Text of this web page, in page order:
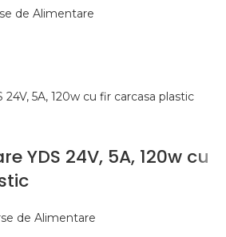
de Alimentare
YDS 24V, 5A, 120w cu
de Alimentare